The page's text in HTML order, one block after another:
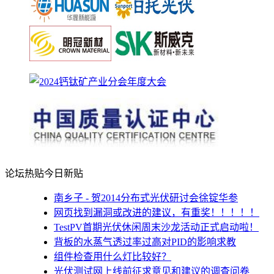
论坛热贴今日新贴
南乡子 - 贺2014分布式光伏研讨会徐锭华参
网页找到漏洞或改进的建议，有重奖！！！！！
TestPV首期光伏休闲周末沙龙活动正式启动啦！
背板的水蒸气透过率过高对PID的影响求教
组件检查用什么灯比较好？
光伏测试网上线前征求意见和建议的调查问卷